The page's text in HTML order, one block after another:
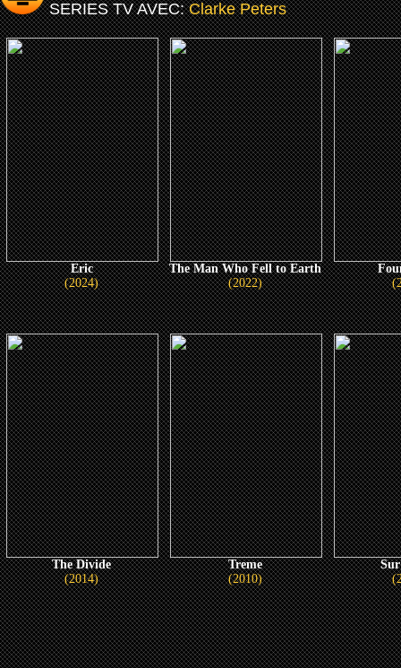
SERIES TV AVEC:Clarke Peters
Eric
(2024)
The Man Who Fell to Earth
(2022)
The Divide
(2014)
Treme
(2010)